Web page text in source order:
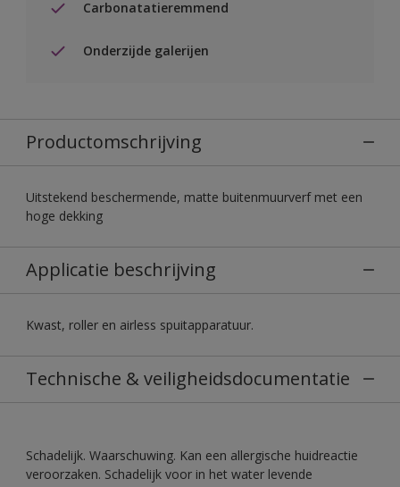
Carbonatatieremmend
Onderzijde galerijen
Productomschrijving
Uitstekend beschermende, matte buitenmuurverf met een
hoge dekking
Applicatie beschrijving
Kwast, roller en airless spuitapparatuur.
Technische & veiligheidsdocumentatie
Schadelijk. Waarschuwing. Kan een allergische huidreactie
veroorzaken. Schadelijk voor in het water levende